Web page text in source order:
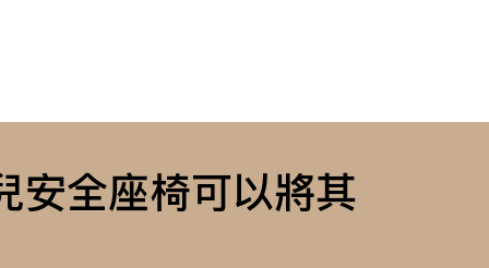
全座椅可以將其